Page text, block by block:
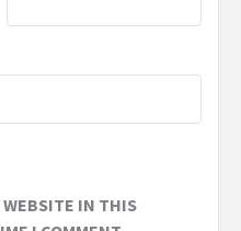
WEBSITE IN THIS